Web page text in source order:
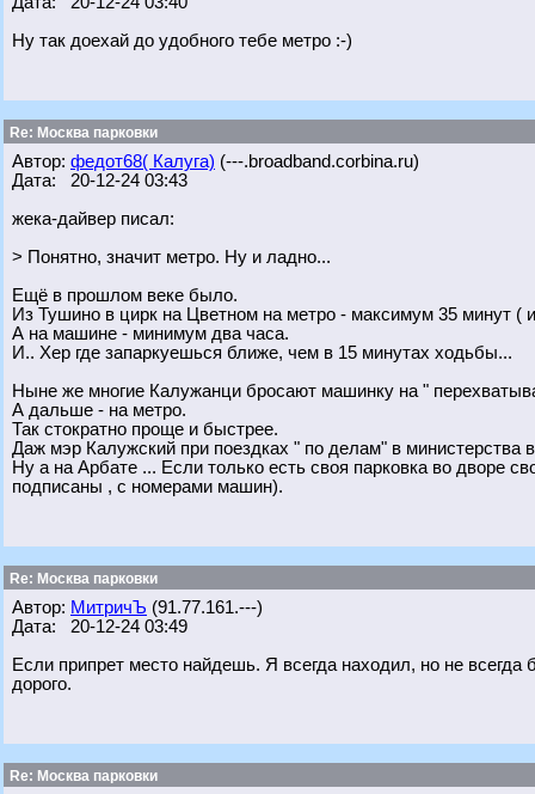
Ну так доехай до удобного тебе метро :-)
Re: Москва парковки
Автор: федот68( Калуга) (---.broadband.corbina.ru)
Дата: 20-12-24 03:43
жека-дайвер писал:
> Понятно, значит метро. Ну и ладно...
Ещё в прошлом веке было.
Из Тушино в цирк на Цветном на метро - максимум 35 минут (
А на машине - минимум два часа.
И.. Хер где запаркуешься ближе, чем в 15 минутах ходьбы...
Ныне же многие Калужанци бросают машинку на "
А дальше - на метро.
Так стократно проще и быстрее.
Даж мэр Калужский при поездках " по делам" в министерства
Ну а на Арбате ... Если только есть своя парковка во дворе
подписаны , с номерами машин).
Re: Москва парковки
Автор: МитричЪ (91.77.161.---)
Дата: 20-12-24 03:49
Если припрет место найдешь. Я всегда находил, но не
дорого.
Re: Москва парковки